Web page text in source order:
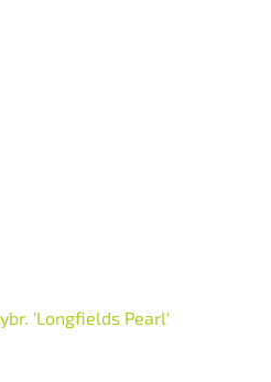
'Longfields Pearl'